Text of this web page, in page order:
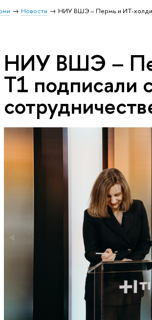
Новости НИУ ВШЭ – Пермь и ИТ-
НИУ ВШЭ –
Т1 подписали